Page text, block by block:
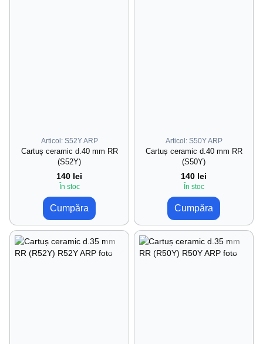
Articol: S52Y ARP
Cartuș ceramic d.40 mm RR
(S52Y)
140 lei
În stoc
Cumpăra
Articol: S50Y ARP
Cartuș ceramic d.40 mm RR
(S50Y)
140 lei
În stoc
Cumpăra